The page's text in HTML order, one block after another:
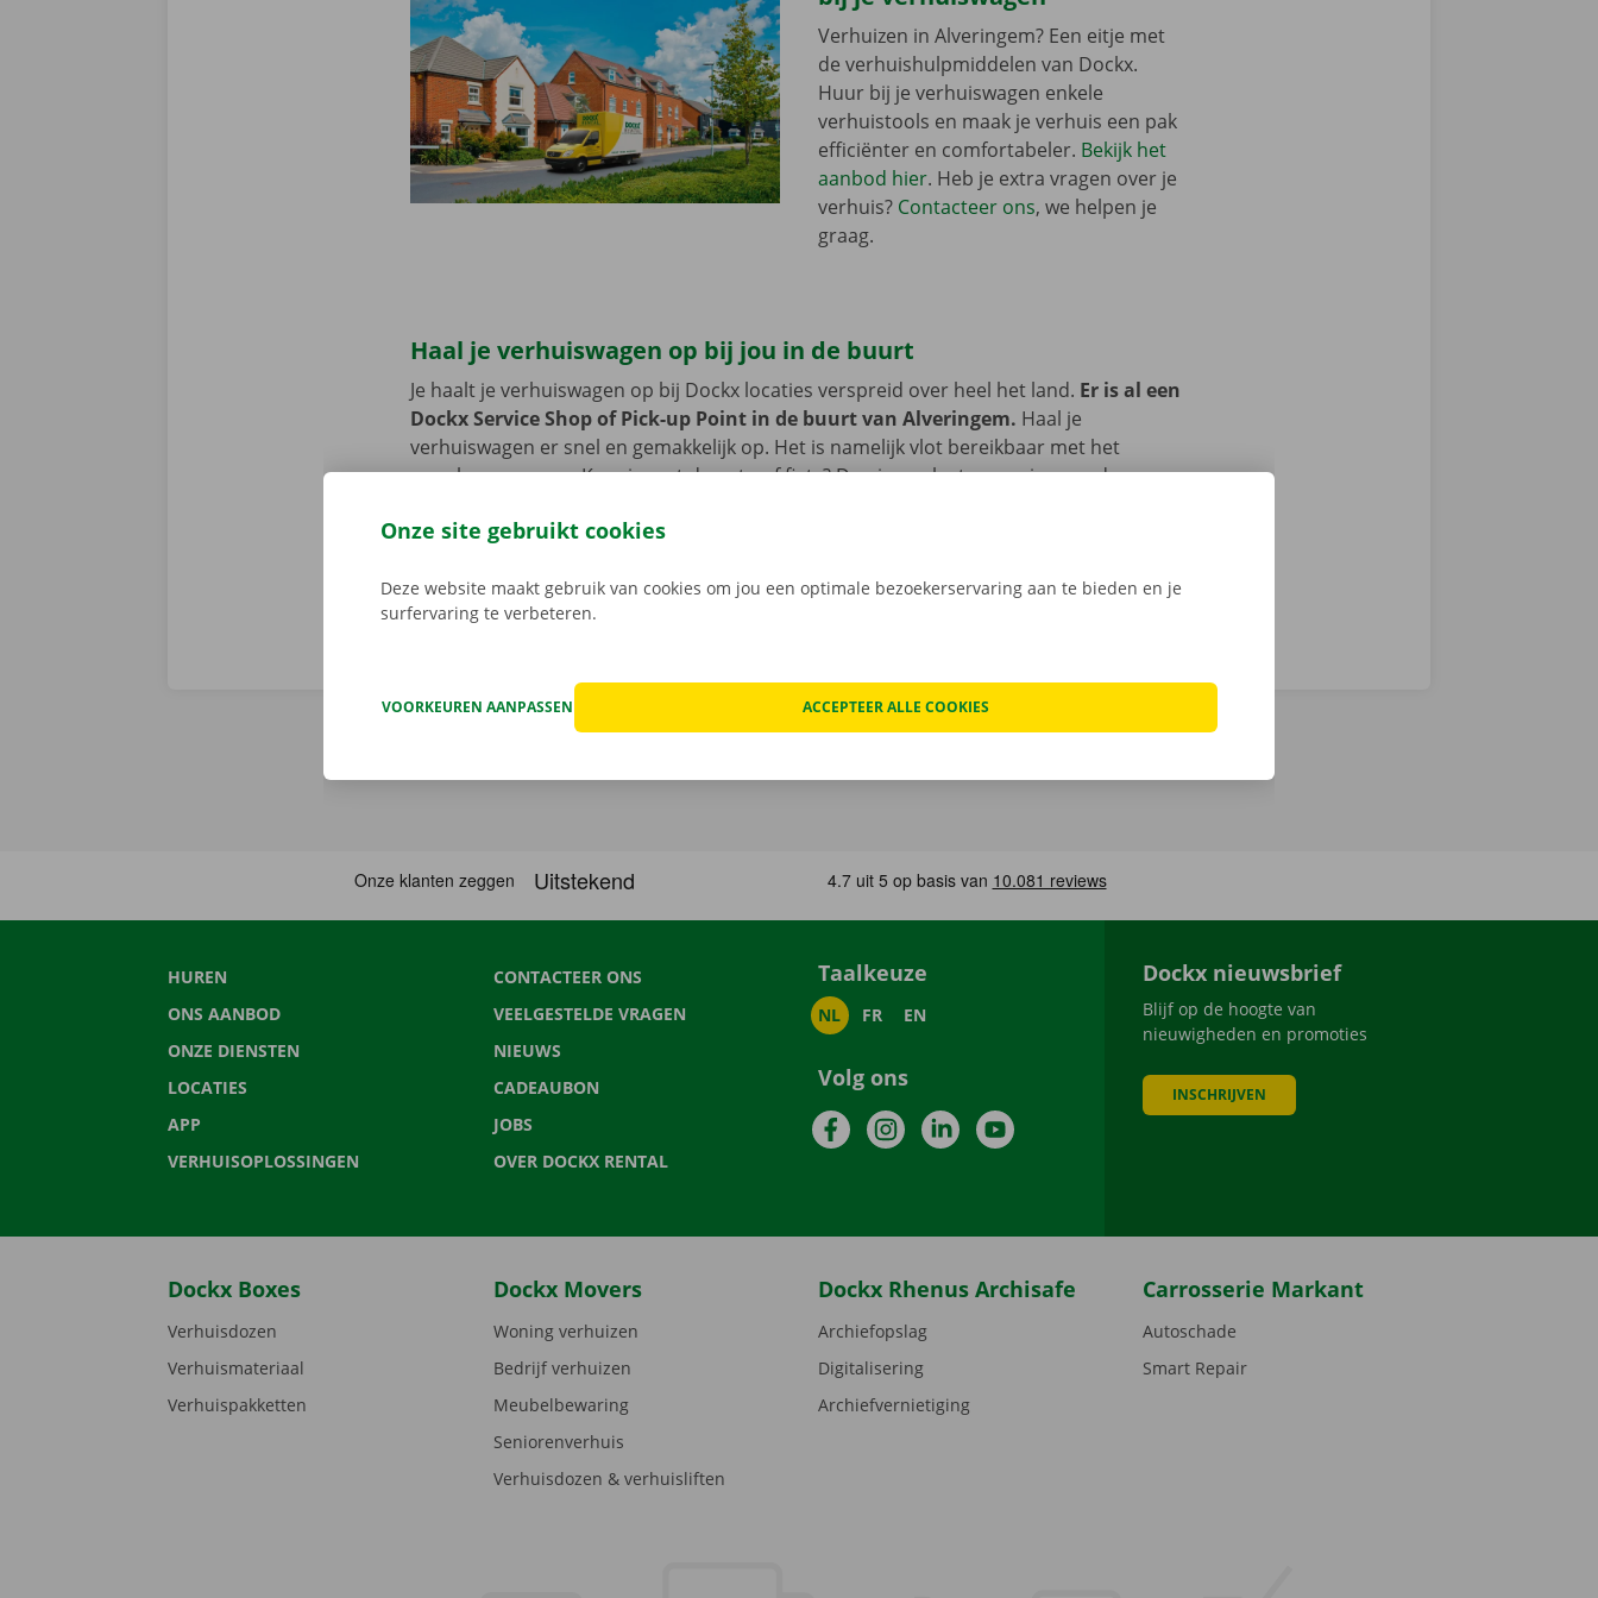
Verhuizen in Alveringem? Een eitje met
de verhuishulpmiddelen van Dockx.
Huur bij je verhuiswagen enkele
verhuistools en maak je verhuis een pak
efficiënter en comfortabeler. Bekijk het
aanbod hier. Heb je extra vragen over je
verhuis? Contacteer ons, we helpen je
graag.
Haal je verhuiswagen op bij jou in de buurt
Je haalt je verhuiswagen op bij Dockx locaties verspreid over heel het land. Er is al een
Dockx Service Shop of Pick-up Point in de buurt van Alveringem. Haal je
verhuiswagen er snel en gemakkelijk op. Het is namelijk vlot bereikbaar met het
openbaar vervoer. Kom je met de auto of fiets? Dan is er plaats voorzien om deze
HUREN
ONS AANBOD
ONZE DIENSTEN
LOCATIES
APP
VERHUISOPLOSSINGEN
CONTACTEER ONS
VEELGESTELDE VRAGEN
NIEUWS
CADEAUBON
JOBS
OVER DOCKX RENTAL
Taalkeuze
NL FR EN
Volg ons
FacebookInstagramLinkedInYouTube
Dockx nieuwsbrief
Blijf op de hoogte van
nieuwigheden en promoties
INSCHRIJVEN
Dockx Boxes
Verhuisdozen
Verhuismateriaal
Verhuispakketten
Dockx Movers
Woning verhuizen
Bedrijf verhuizen
Meubelbewaring
Seniorenverhuis
Verhuisdozen & verhuisliften
Dockx Rhenus Archisafe
Archiefopslag
Digitalisering
Archiefvernietiging
Carrosserie Markant
Autoschade
Smart Repair
Onze site gebruikt cookies
Deze website maakt gebruik van cookies om jou een optimale bezoekerservaring aan te bieden en je
surfervaring te verbeteren.
VOORKEUREN AANPASSEN ACCEPTEER ALLE COOKIES